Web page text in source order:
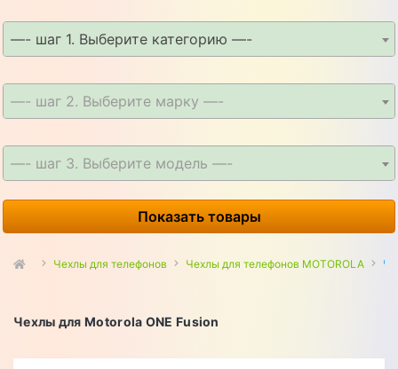
—- шаг 1. Выберите категорию —-
—- шаг 2. Выберите марку —-
—- шаг 3. Выберите модель —-
Показать товары
Чехлы для телефонов Чехлы для телефонов MOTOROLA
Чехлы для Motorola ONE Fusion